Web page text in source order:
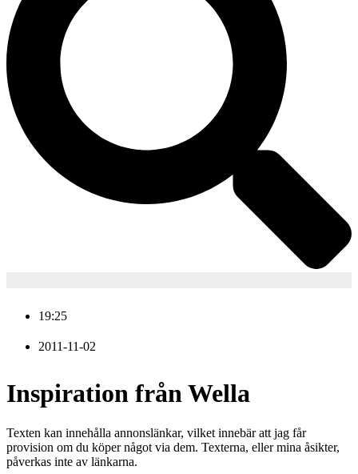
19:25
2011-11-02
Inspiration från Wella
Texten kan innehålla annonslänkar, vilket innebär att jag får
provision om du köper något via dem. Texterna, eller mina åsikter,
påverkas inte av länkarna.